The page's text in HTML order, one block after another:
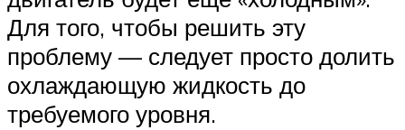
Для того, чтобы решить эту
проблему — следует просто долить
охлаждающую жидкость до
требуемого уровня.